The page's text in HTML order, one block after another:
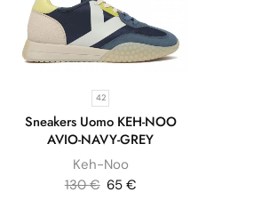
42
Sneakers Uomo KEH-NOO
AVIO-NAVY-GREY
Keh-Noo
130€ 65 €